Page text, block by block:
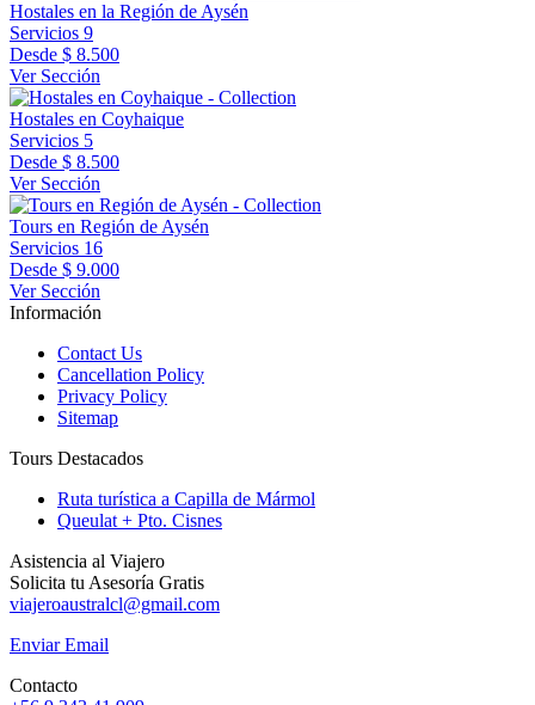
Hostales en la Región de Aysén
Servicios 9
Desde $ 8.500
Ver Sección
Hostales en Coyhaique
Servicios 5
Desde $ 8.500
Ver Sección
Tours en Región de Aysén
Servicios 16
Desde $ 9.000
Ver Sección
Información
Contact Us
Cancellation Policy
Privacy Policy
Sitemap
Tours Destacados
Ruta turística a Capilla de Mármol
Queulat + Pto. Cisnes
Asistencia al Viajero
Solicita tu Asesoría Gratis
viajeroaustralcl@gmail.com
Enviar Email
Contacto